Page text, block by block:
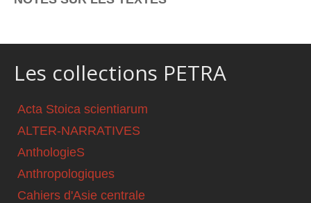
Les collections PETRA
Acta Stoica scientiarum
ALTER-NARRATIVES
AnthologieS
Anthropologiques
Cahiers d'Asie centrale